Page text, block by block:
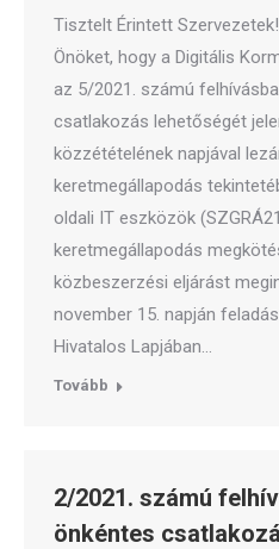
Tisztelt Érintett
Önöket, hogy a Digitális
az 5/2021. számú
csatlakozás lehetőségét
közzétételének napjával
keretmegállapodás
oldali IT eszközök
keretmegállapodás
közbeszerzési eljárást
november 15. napján
Hivatalos Lapjában…
Tovább
2/2021. számú
önkéntes